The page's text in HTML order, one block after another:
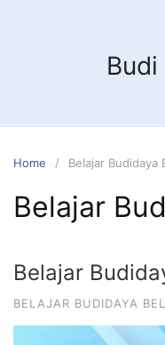
Home Belajar Budidaya
Belajar
Belajar
BELAJAR BUDIDAYA